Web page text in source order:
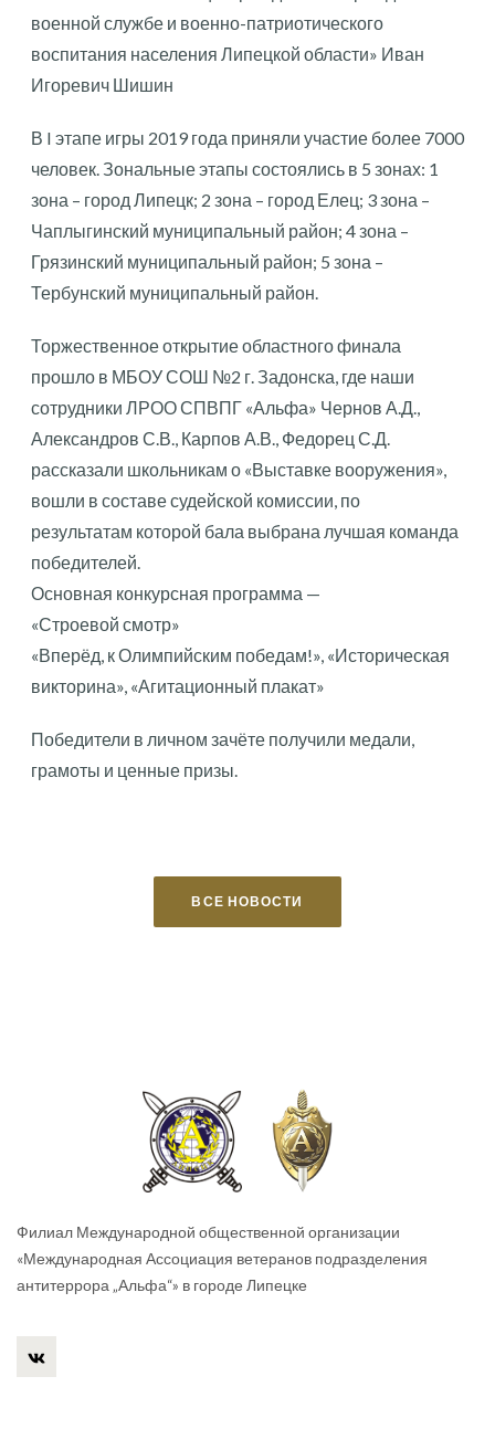
военной службе и военно-патриотического
воспитания населения Липецкой области» Иван
Игоревич Шишин
В I этапе игры 2019 года приняли участие более 7000
человек. Зональные этапы состоялись в 5 зонах: 1
зона – город Липецк; 2 зона – город Елец; 3 зона –
Чаплыгинский муниципальный район; 4 зона –
Грязинский муниципальный район; 5 зона –
Тербунский муниципальный район.
Торжественное открытие областного финала
прошло в МБОУ СОШ №2 г. Задонска, где наши
сотрудники ЛРОО СПВПГ «Альфа» Чернов А.Д.,
Александров С.В., Карпов А.В., Федорец С.Д.
рассказали школьникам о «Выставке вооружения»,
вошли в составе судейской комиссии, по
результатам которой бала выбрана лучшая команда
победителей.
Основная конкурсная программа —
«Строевой смотр»
«Вперёд, к Олимпийским победам!», «Историческая
викторина», «Агитационный плакат»
Победители в личном зачёте получили медали,
грамоты и ценные призы.
ВСЕ НОВОСТИ
Филиал Международной общественной организации
«Международная Ассоциация ветеранов подразделения
антитеррора „Альфа“» в городе Липецке